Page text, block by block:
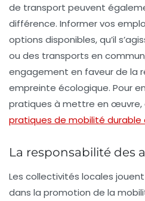
de transport peuvent
différence. Informer vos
options disponibles, qu’il
ou des transports en
engagement en faveur de la
empreinte écologique. Pour
pratiques à mettre en œuvre,
pratiques de mobilité durable
La responsabilité des
Les collectivités locales
dans la promotion de la